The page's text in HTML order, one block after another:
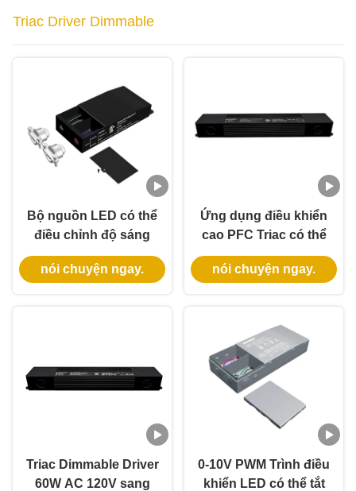
Triac Driver Dimmable
Bộ nguồn LED có thể
điều chỉnh độ sáng
Triac vỏ nhôm 12V
60W điện áp thấp,
nói chuyện ngay.
Ứng dụng điều khiển
cao PFC Triac có thể
tắt năng lượng AC
277V 40W 60W Ứng
nói chuyện ngay.
Triac Dimmable Driver
60W AC 120V sang
0-10V PWM Trình điều
khiển LED có thể tắt